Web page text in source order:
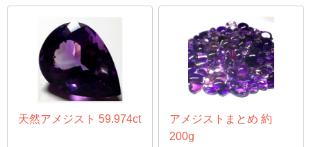
天然アメジスト 59.974ct
アメジストまとめ 約
200g